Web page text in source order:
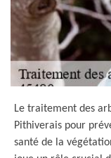
Le traitement des
Pithiverais pour
santé de la